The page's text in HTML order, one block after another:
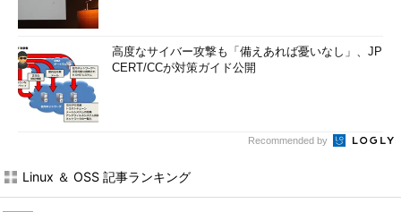
2011年より、地方自治体の在宅就業支援事業にてPC基礎および
Microsoft Office関連の教材作成およびeラーニング指導を担
当。
高度なサイバー攻撃も「備えあれば憂いなし」、JP
CERT/CCが対策ガイド公開
Recommended by
Linux ＆ OSS 記事ランキング